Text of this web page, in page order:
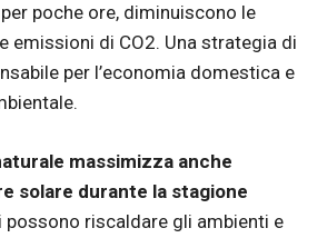
poche ore, diminuiscono le
emissioni di CO2. Una strategia di
per l’economia domestica e
massimizza anche
solare durante la stagione
possono riscaldare gli ambienti e